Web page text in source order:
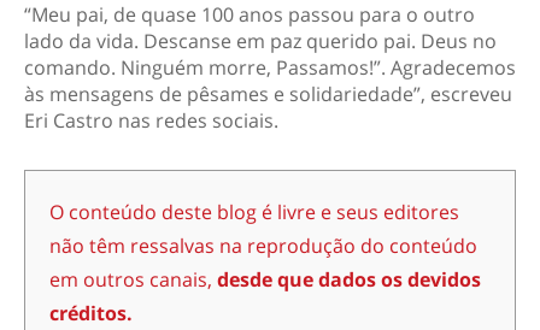
“Meu pai, de quase 100 anos passou para o outro
lado da vida. Descanse em paz querido pai. Deus no
comando. Ninguém morre, Passamos!”. Agradecemos
às mensagens de pêsames e solidariedade”, escreveu
Eri Castro nas redes sociais.
O conteúdo deste blog é livre e seus editores
não têm ressalvas na reprodução do conteúdo
em outros canais, desde que dados os devidos
créditos.